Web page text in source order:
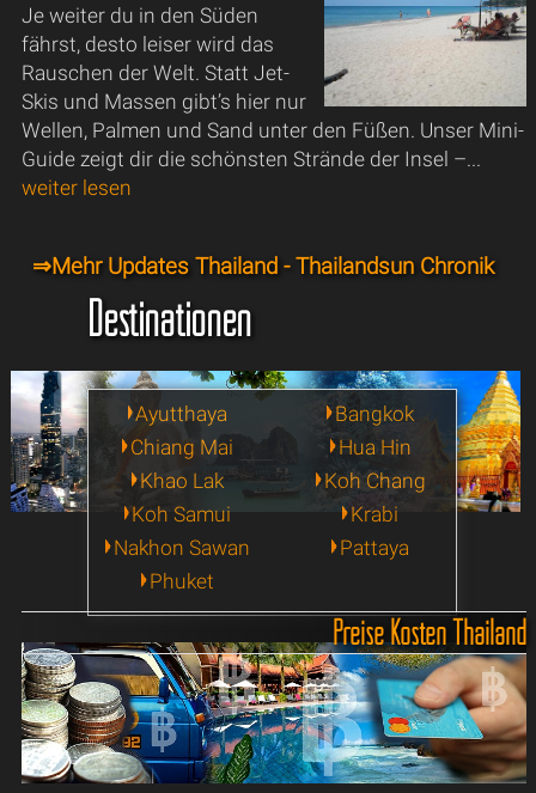
Je weiter du in den Süden
fährst, desto leiser wird das
Rauschen der Welt. Statt Jet-
Skis und Massen gibt’s hier nur
Wellen, Palmen und Sand unter den Füßen. Unser Mini-
Guide zeigt dir die schönsten Strände der Insel –...
weiter lesen
⇒Mehr Updates Thailand - Thailandsun Chronik
Destinationen
Ayutthaya
Bangkok
Chiang Mai
Hua Hin
Khao Lak
Koh Chang
Koh Samui
Krabi
Nakhon Sawan
Pattaya
Phuket
Preise Kosten Thailand